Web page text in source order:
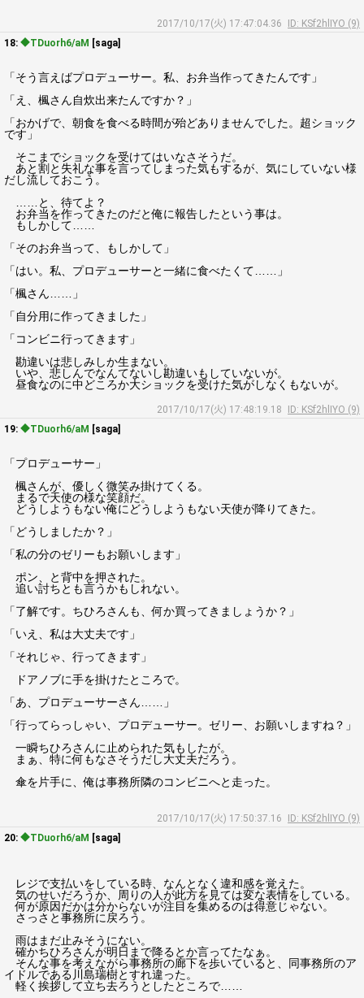
2017/10/17(火) 17:47:04.36
ID: KSf2hlIYO (9)
18: ◆TDuorh6/aM [saga]
「そう言えばプロデューサー。私、お弁当作ってきたんです」
「え、楓さん自炊出来たんですか？」
「おかげで、朝食を食べる時間が殆どありませんでした。超ショック
です」
そこまでショックを受けてはいなさそうだ。
あと割と失礼な事を言ってしまった気もするが、気にしていない様
だし流しておこう。
……と、待てよ？
お弁当を作ってきたのだと俺に報告したという事は。
もしかして……
「そのお弁当って、もしかして」
「はい。私、プロデューサーと一緒に食べたくて……」
「楓さん……」
「自分用に作ってきました」
「コンビニ行ってきます」
勘違いは悲しみしか生まない。
いや、悲しんでなんてないし勘違いもしていないが。
昼食なのに中どころか大ショックを受けた気がしなくもないが。
2017/10/17(火) 17:48:19.18
ID: KSf2hlIYO (9)
19: ◆TDuorh6/aM [saga]
「プロデューサー」
楓さんが、優しく微笑み掛けてくる。
まるで天使の様な笑顔だ。
どうしようもない俺にどうしようもない天使が降りてきた。
「どうしましたか？」
「私の分のゼリーもお願いします」
ポン、と背中を押された。
追い討ちとも言うかもしれない。
「了解です。ちひろさんも、何か買ってきましょうか？」
「いえ、私は大丈夫です」
「それじゃ、行ってきます」
ドアノブに手を掛けたところで。
「あ、プロデューサーさん……」
「行ってらっしゃい、プロデューサー。ゼリー、お願いしますね？」
一瞬ちひろさんに止められた気もしたが。
まぁ、特に何もなさそうだし大丈夫だろう。
傘を片手に、俺は事務所隣のコンビニへと走った。
2017/10/17(火) 17:50:37.16
ID: KSf2hlIYO (9)
20: ◆TDuorh6/aM [saga]
レジで支払いをしている時、なんとなく違和感を覚えた。
気のせいだろうか、周りの人が此方を見ては変な表情をしている。
何が原因だかは分からないが注目を集めるのは得意じゃない。
さっさと事務所に戻ろう。
雨はまだ止みそうにない。
確かちひろさんが明日まで降るとか言ってたなぁ。
そんな事を考えながら事務所の廊下を歩いていると、同事務所のア
イドルである川島瑞樹とすれ違った。
軽く挨拶して立ち去ろうとしたところで……